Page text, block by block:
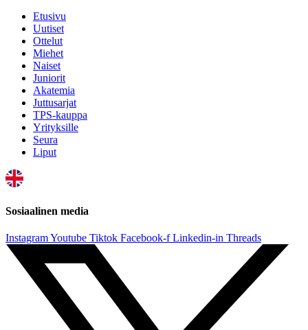
Etusivu
Uutiset
Ottelut
Miehet
Naiset
Juniorit
Akatemia
Juttusarjat
TPS-kauppa
Yrityksille
Seura
Liput
Sosiaalinen media
InstagramYoutube Tiktok Facebook-f Linkedin-in Threads